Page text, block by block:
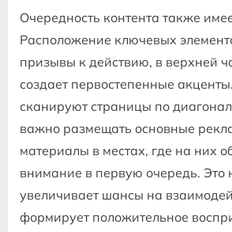
Очередность контента также
Расположение ключевых
призывы к действию, в верхней
создает первостепенные
сканируют страницы по
важно размещать основные
материалы в местах, где на них
внимание в первую очередь. Это
увеличивает шансы на
формирует положительное